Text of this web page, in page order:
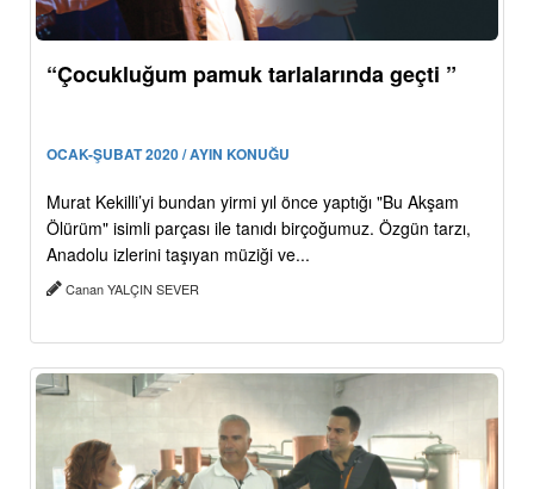
“Çocukluğum pamuk tarlalarında geçti ”
OCAK-ŞUBAT 2020 / AYIN KONUĞU
Murat Kekilli’yi bundan yirmi yıl önce yaptığı "Bu Akşam
Ölürüm" isimli parçası ile tanıdı birçoğumuz. Özgün tarzı,
Anadolu izlerini taşıyan müziği ve...
Canan YALÇIN SEVER